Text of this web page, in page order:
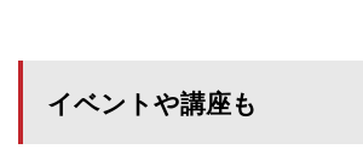
イベントや講座も